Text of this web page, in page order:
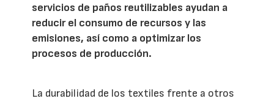
servicios de paños reutilizables ayudan a
reducir el consumo de recursos y las
emisiones, así como a optimizar los
procesos de producción.
La durabilidad de los textiles frente a otros